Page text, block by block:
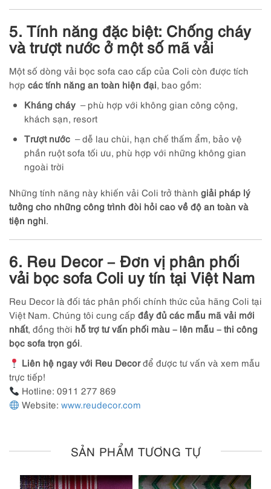
5. Tính năng đặc biệt: Chống cháy
và trượt nước ở một số mã vải
Một số dòng vải bọc sofa cao cấp của Coli còn được tích
hợp các tính năng an toàn hiện đại, bao gồm:
Kháng cháy – phù hợp với không gian công cộng,
khách sạn, resort
Trượt nước – dễ lau chùi, hạn chế thấm ẩm, bảo vệ
phần ruột sofa tối ưu, phù hợp với những không gian
ngoài trời
Những tính năng này khiến vải Coli trở thành giải pháp lý
tưởng cho những công trình đòi hỏi cao về độ an toàn và
tiện nghi.
6. Reu Decor – Đơn vị phân phối
vải bọc sofa Coli uy tín tại Việt Nam
Reu Decor là đối tác phân phối chính thức của hãng Coli tại
Việt Nam. Chúng tôi cung cấp đầy đủ các mẫu mã vải mới
nhất, đồng thời hỗ trợ tư vấn phối màu – lên mẫu – thi công
bọc sofa trọn gói.
Liên hệ ngay với Reu Decorđể được tư vấn và xem mẫu
trực tiếp!
Hotline: 0911 277 869
Website:www.reudecor.com
SẢN PHẨM TƯƠNG TỰ